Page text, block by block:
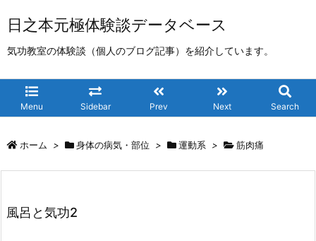
日之本元極体験談データベース
気功教室の体験談（個人のブログ記事）を紹介しています。
Menu Sidebar Prev Next Search
ホーム > 身体の病気・部位 > 運動系 > 筋肉痛
風呂と気功2